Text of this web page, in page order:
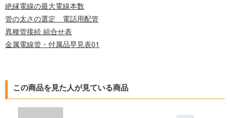
絶縁電線の最大電線本数
管の太さの選定 電話用配管
異種管接続 組合せ表
金属電線管・付属品早見表01
この商品を見た人が見ている商品